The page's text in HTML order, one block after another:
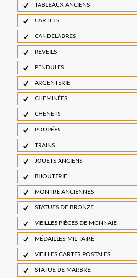
TABLEAUX ANCIENS
CARTELS
CANDELABRES
REVEILS
PENDULES
ARGENTERIE
CHEMINÉES
CHENETS
POUPÉES
TRAINS
JOUETS ANCIENS
BIJOUTERIE
MONTRE ANCIENNES
STATUES DE BRONZE
VIEILLES PIÈCES DE MONNAIE
MÉDAILLES MILITAIRE
VIEILLES CARTES POSTALES
STATUE DE MARBRE